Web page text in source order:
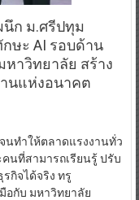
นึก ม.ศรีปทุม
ษะ AI รอบด้าน
าวิทยาลัย สร้าง
นแห่งอนาคต
จนทำให้ตลาดแรงงานทั่ว
นที่สามารถเรียนรู้ ปรับ
กิจได้จริง ทรู
อกับ มหาวิทยาลัย